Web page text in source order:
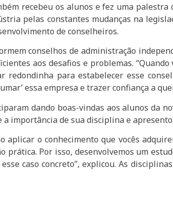
recebeu os alunos e fez uma palestra
pelas constantes mudanças na
de conselheiros.
conselhos de administração
aos desafios e problemas.
para estabelecer esse
essa empresa e trazer confiança a
dando boas-vindas aos alunos da
a importância de sua disciplina e
aplicar o conhecimento que vocês
Por isso, desenvolvemos um
caso concreto”, explicou. As